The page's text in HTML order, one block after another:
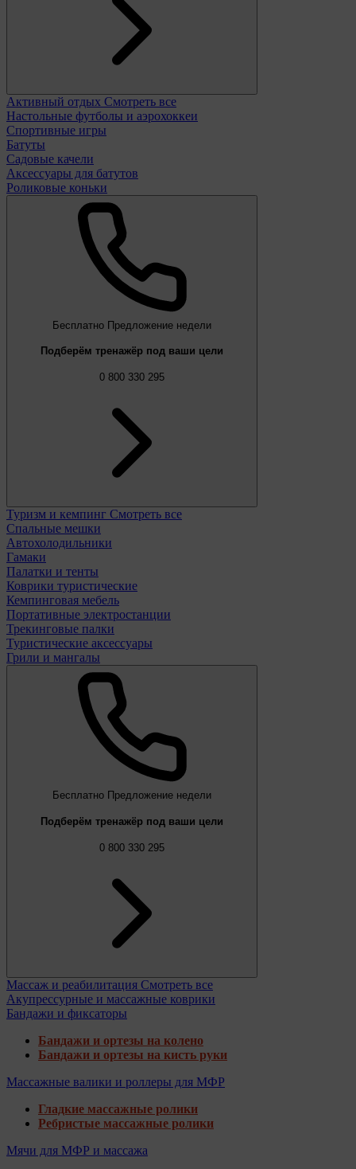
Активный отдых Смотреть все
Настольные футболы и аэрохоккеи
Спортивные игры
Батуты
Садовые качели
Аксессуары для батутов
Роликовые коньки
Бесплатно Предложение недели
Подберём тренажёр под ваши цели
0 800 330 295
Туризм и кемпинг Смотреть все
Спальные мешки
Автохолодильники
Гамаки
Палатки и тенты
Коврики туристические
Кемпинговая мебель
Портативные электростанции
Трекинговые палки
Туристические аксессуары
Грили и мангалы
Бесплатно Предложение недели
Подберём тренажёр под ваши цели
0 800 330 295
Массаж и реабилитация Смотреть все
Акупрессурные и массажные коврики
Бандажи и фиксаторы
Бандажи и ортезы на колено
Бандажи и ортезы на кисть руки
Массажные валики и роллеры для МФР
Гладкие массажные ролики
Ребристые массажные ролики
Мячи для МФР и массажа